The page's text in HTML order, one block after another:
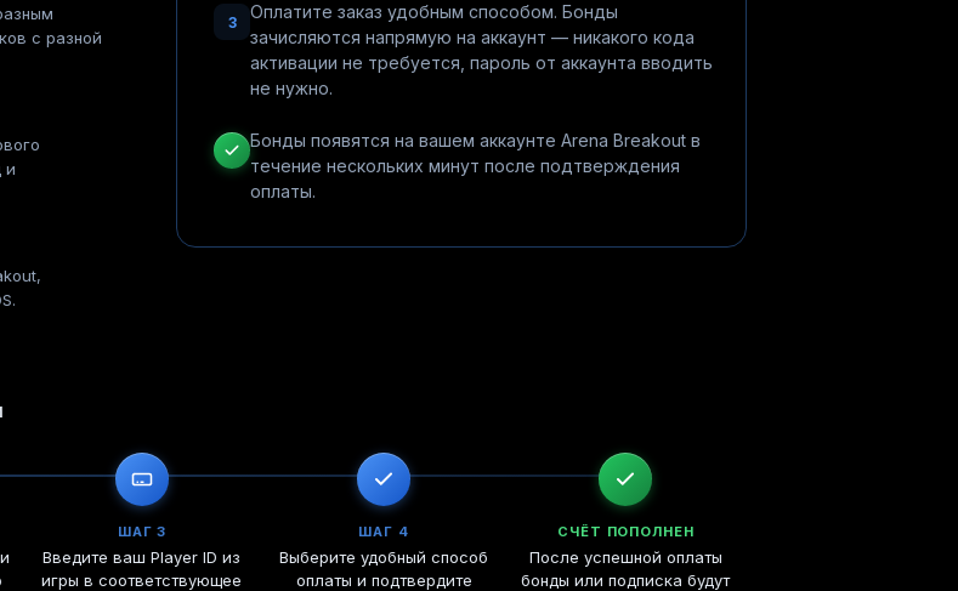
с разной
и
3
Оплатите заказ удобным способом. Бонды
зачисляются напрямую на аккаунт — никакого кода
активации не требуется, пароль от аккаунта вводить
не нужно.
Бонды появятся на вашем аккаунте Arena Breakout в
течение нескольких минут после подтверждения
оплаты.
ШАГ 3
Введите ваш Player ID из
игры в соответствующее
ШАГ 4
Выберите удобный способ
оплаты и подтвердите
СЧЁТ ПОПОЛНЕН
После успешной оплаты
бонды или подписка будут